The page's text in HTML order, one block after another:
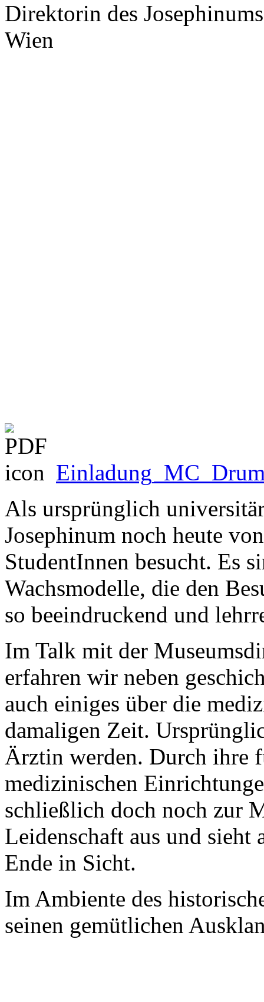
Direktorin des
Wien
Als ursprünglich
Josephinum noch heute
StudentInnen besucht. Es
Wachsmodelle, die den
so beeindruckend und
Im Talk mit der
erfahren wir neben
auch einiges über die
damaligen Zeit.
Ärztin werden. Durch ihre
medizinischen
schließlich doch noch zur
Leidenschaft aus und sieht
Ende in Sicht.
Im Ambiente des
seinen gemütlichen